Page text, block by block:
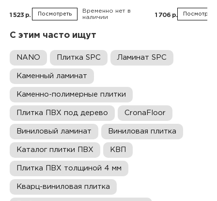
1 523 р. Посмотреть
Временно нет в
наличии
1 706 р. Посмотреть
С этим часто ищут
NANO Плитка SPC Ламинат SPC
Каменный ламинат
Каменно-полимерные плитки
Плитка ПВХ под дерево CronaFloor
Виниловый ламинат Виниловая плитка
Каталог плитки ПВХ КВП
Плитка ПВХ толщиной 4 мм
Кварц-виниловая плитка